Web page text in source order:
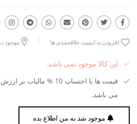
افزودن به لیست علاقه‌مندی ها موجود
این کالا موجود نمی باشد.
قیمت ها با احتساب 10 % مالیات
می باشد.
موجود شد به من اطلاع بده